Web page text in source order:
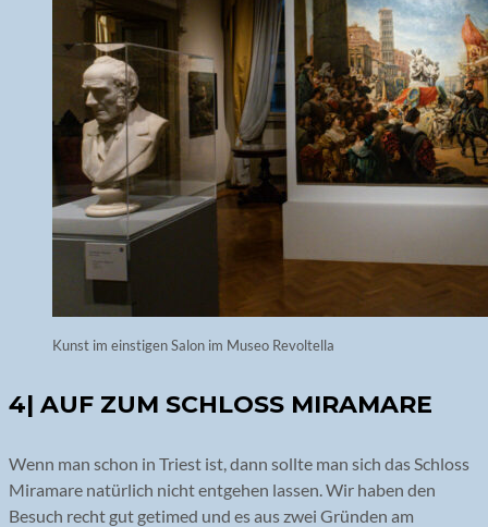
Kunst im einstigen Salon im Museo Revoltella
4| AUF ZUM SCHLOSS MIRAMARE
Wenn man schon in Triest ist, dann sollte man sich das Schloss
Miramare natürlich nicht entgehen lassen. Wir haben den
Besuch recht gut getimed und es aus zwei Gründen am